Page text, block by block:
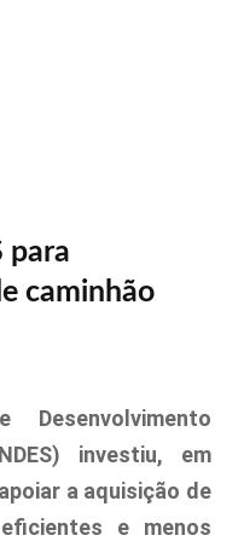
para
caminhão
investiu, em
a aquisição de
e menos